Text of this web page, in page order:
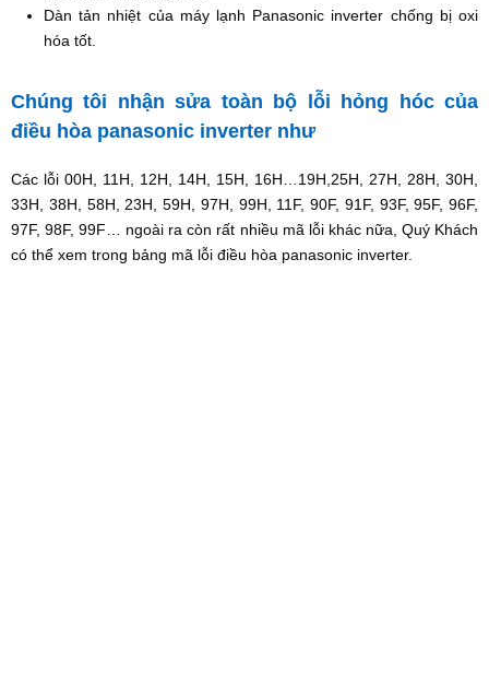
Dàn tản nhiệt của máy lạnh Panasonic inverter chống bị oxi
hóa tốt.
Chúng tôi nhận sửa toàn bộ lỗi hỏng hóc của
điều hòa panasonic inverter như
Các lỗi 00H, 11H, 12H, 14H, 15H, 16H…19H,25H, 27H, 28H, 30H,
33H, 38H, 58H, 23H, 59H, 97H, 99H, 11F, 90F, 91F, 93F, 95F, 96F,
97F, 98F, 99F… ngoài ra còn rất nhiều mã lỗi khác nữa, Quý Khách
có thể xem trong bảng mã lỗi điều hòa panasonic inverter.